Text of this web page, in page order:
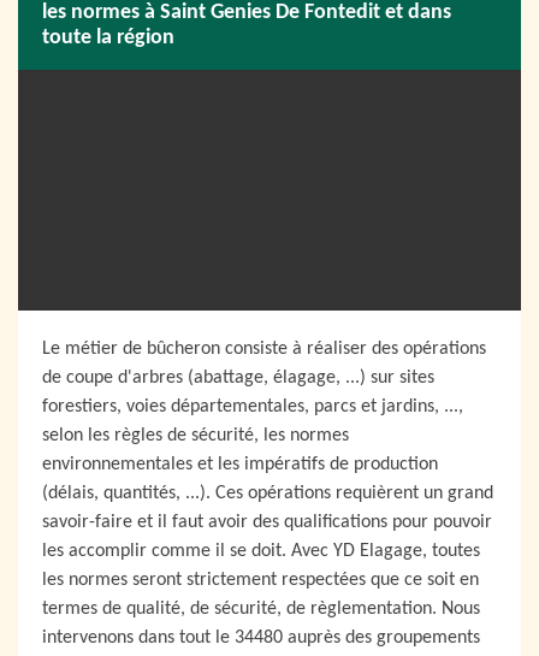
les normes à Saint Genies De Fontedit et dans
toute la région
Le métier de bûcheron consiste à réaliser des opérations
de coupe d'arbres (abattage, élagage, ...) sur sites
forestiers, voies départementales, parcs et jardins, ...,
selon les règles de sécurité, les normes
environnementales et les impératifs de production
(délais, quantités, ...). Ces opérations requièrent un grand
savoir-faire et il faut avoir des qualifications pour pouvoir
les accomplir comme il se doit. Avec YD Elagage, toutes
les normes seront strictement respectées que ce soit en
termes de qualité, de sécurité, de règlementation. Nous
intervenons dans tout le 34480 auprès des groupements